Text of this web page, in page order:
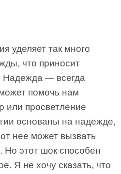
уделяет так много
что приносит
Надежда — всегда
помочь нам
или просветление
основаны на надежде,
нее может вызвать
Но этот шок способен
Я не хочу сказать, что